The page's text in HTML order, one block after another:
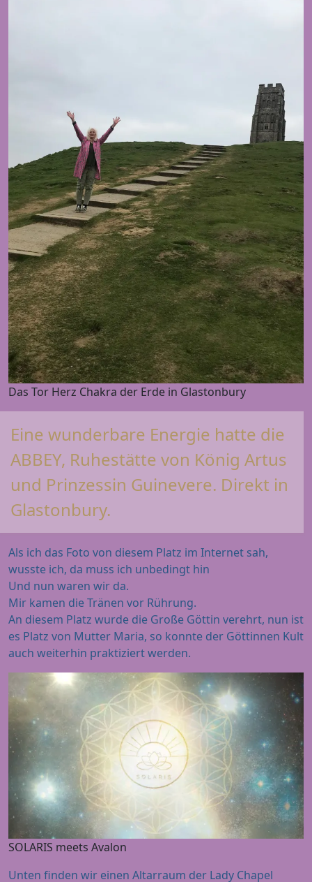
Das Tor Herz Chakra der Erde in Glastonbury
Eine wunderbare Energie hatte die
ABBEY, Ruhestätte von König Artus
und Prinzessin Guinevere. Direkt in
Glastonbury.
Als ich das Foto von diesem Platz im Internet sah,
wusste ich, da muss ich unbedingt hin
Und nun waren wir da.
Mir kamen die Tränen vor Rührung.
An diesem Platz wurde die Große Göttin verehrt, nun ist
es Platz von Mutter Maria, so konnte der Göttinnen Kult
auch weiterhin praktiziert werden.
SOLARIS meets Avalon
Unten finden wir einen Altarraum der Lady Chapel